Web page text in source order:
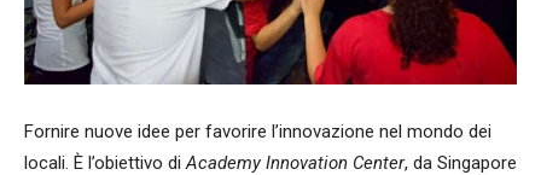
Fornire nuove idee per favorire l’innovazione nel mondo dei
locali. È l’obiettivo diAcademy Innovation Center, da Singapore